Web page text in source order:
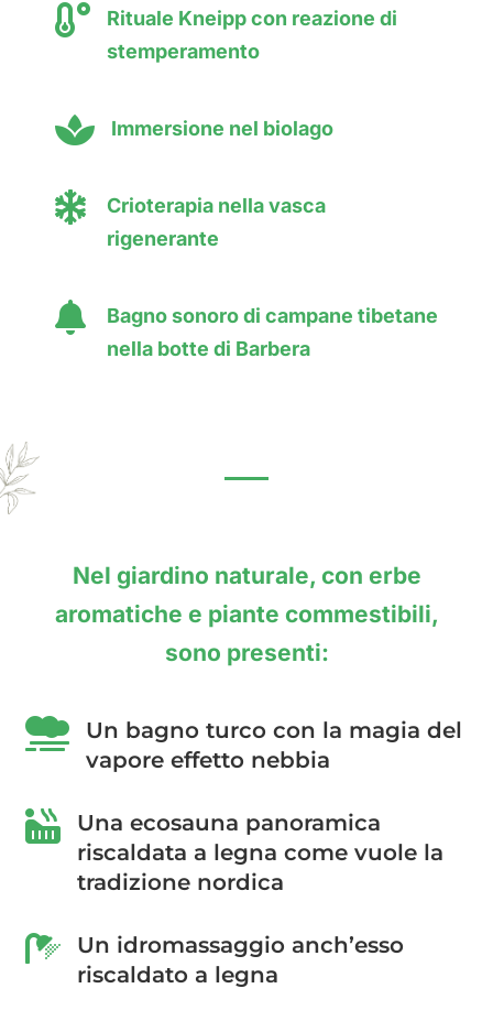

Rituale Kneipp con reazione di
stemperamento
 Immersione nel biolago

Crioterapia nella vasca
rigenerante

Bagno sonoro di campane tibetane
nella botte di Barbera
Nel giardino naturale, con erbe
aromatiche e piante commestibili,
sono presenti:

Un bagno turco con la magia del
vapore effetto nebbia

Una ecosauna panoramica
riscaldata a legna come vuole la
tradizione nordica

Un idromassaggio anch’esso
riscaldato a legna